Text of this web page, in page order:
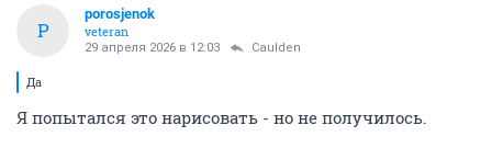
P
porosjenok
veteran
29 апреля 2026 в 12:03 Caulden
Да
Я попытался это нарисовать - но не получилось.